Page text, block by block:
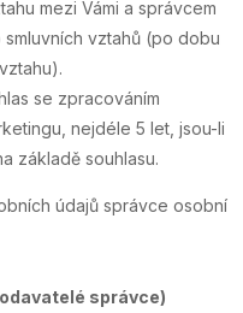
mezi Vámi a správcem
vztahů (po dobu
se zpracováním
nejdéle 5 let, jsou-li
základě souhlasu.
údajů správce osobní
správce)